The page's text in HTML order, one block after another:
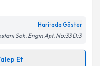
ilişkinAydınlatma
verilerimin belirtilen
ediyorum.
Haritada Göster
Sok. Engin Apt. No:33 D:3
Et